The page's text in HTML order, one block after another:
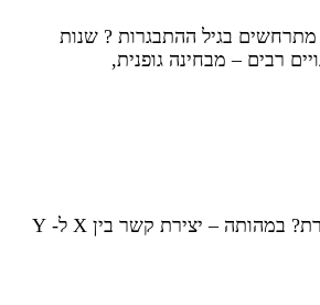
מתרחשים בגיל ההתבגרות ? שנות
רבים – מבחינה גופנית,